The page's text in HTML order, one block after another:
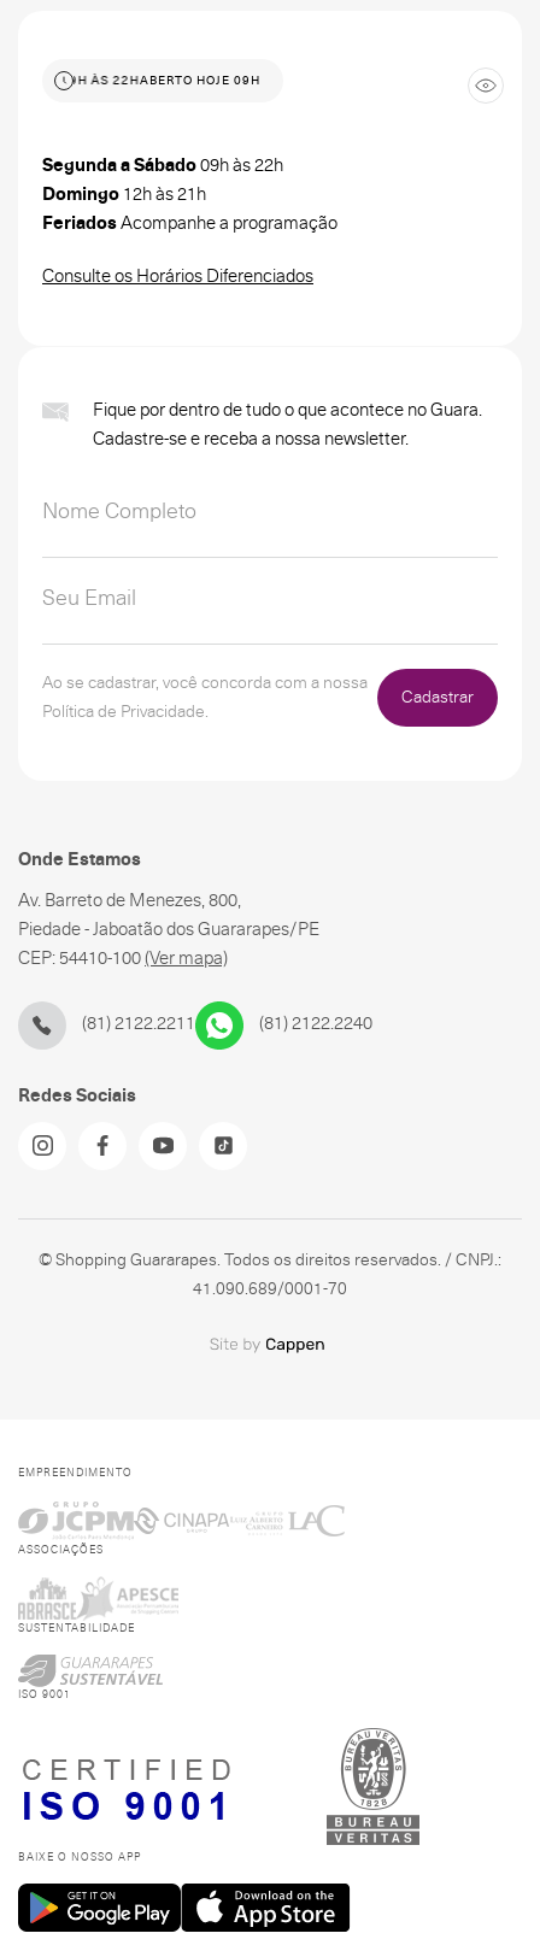
HOJE 09H ÀS 22HABERTO HOJE 09H ÀS 22H
Segunda a Sábado09h às 22h
Domingo 12h às 21h
FeriadosAcompanhe a programação
Consulte os Horários Diferenciados
Fique por dentro de tudo o que acontece no Guara.
Cadastre-se e receba a nossa newsletter.
Ao se cadastrar, você concorda com a nossa
Política de Privacidade.
Cadastrar
Onde Estamos
Av. Barreto de Menezes, 800,
Piedade - Jaboatão dos Guararapes/PE
CEP: 54410-100(Ver mapa)
Redes Sociais
(81) 2122.2211 (81) 2122.2240
© Shopping Guararapes. Todos os direitos reservados. / CNPJ.:
41.090.689/0001-70
EMPREENDIMENTO
ASSOCIAÇÕES
SUSTENTABILIDADE
ISO 9001
BAIXE O NOSSO APP